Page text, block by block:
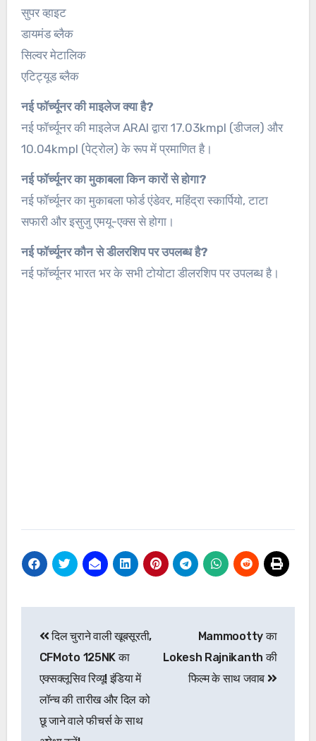
सुपर व्हाइट
डायमंड ब्लैक
सिल्वर मेटालिक
एटिट्यूड ब्लैक
नई फॉर्च्यूनर की माइलेज क्या है?
नई फॉर्च्यूनर की माइलेज ARAI द्वारा 17.03kmpl (डीजल) और
10.04kmpl (पेट्रोल) के रूप में प्रमाणित है।
नई फॉर्च्यूनर का मुकाबला किन कारों से होगा?
नई फॉर्च्यूनर का मुकाबला फोर्ड एंडेवर, महिंद्रा स्कार्पियो, टाटा
सफारी और इसुजु एमयू-एक्स से होगा।
नई फॉर्च्यूनर कौन से डीलरशिप पर उपलब्ध है?
नई फॉर्च्यूनर भारत भर के सभी टोयोटा डीलरशिप पर उपलब्ध है।
navigation
दिल चुराने वाली खूबसूरती,
CFMoto 125NK का
एक्सक्लूसिव रिव्यू! इंडिया में
लॉन्च की तारीख और दिल को
छू जाने वाले फीचर्स के साथ
Mammootty का
Lokesh Rajnikanth की
फिल्म के साथ जवाब